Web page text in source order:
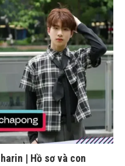
| Hồ sơ và con